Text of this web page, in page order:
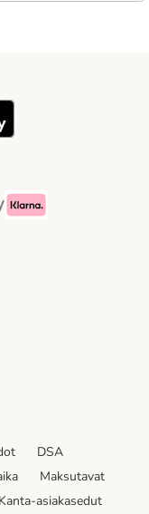
Method
Payment Method
Klarna Payment Method
DSA
Maksutavat
Kanta-asiakasedut